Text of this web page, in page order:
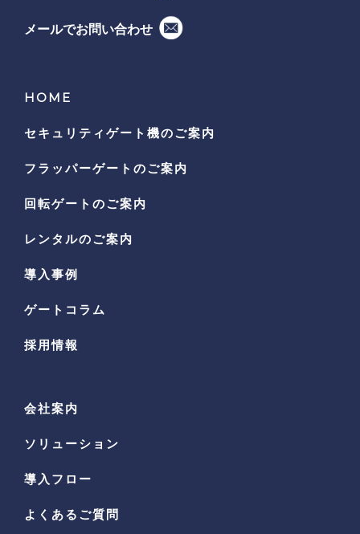
メールでお問い合わせ
HOME
セキュリティゲート機のご案内
フラッパーゲートのご案内
回転ゲートのご案内
レンタルのご案内
導入事例
ゲートコラム
採用情報
会社案内
ソリューション
導入フロー
よくあるご質問